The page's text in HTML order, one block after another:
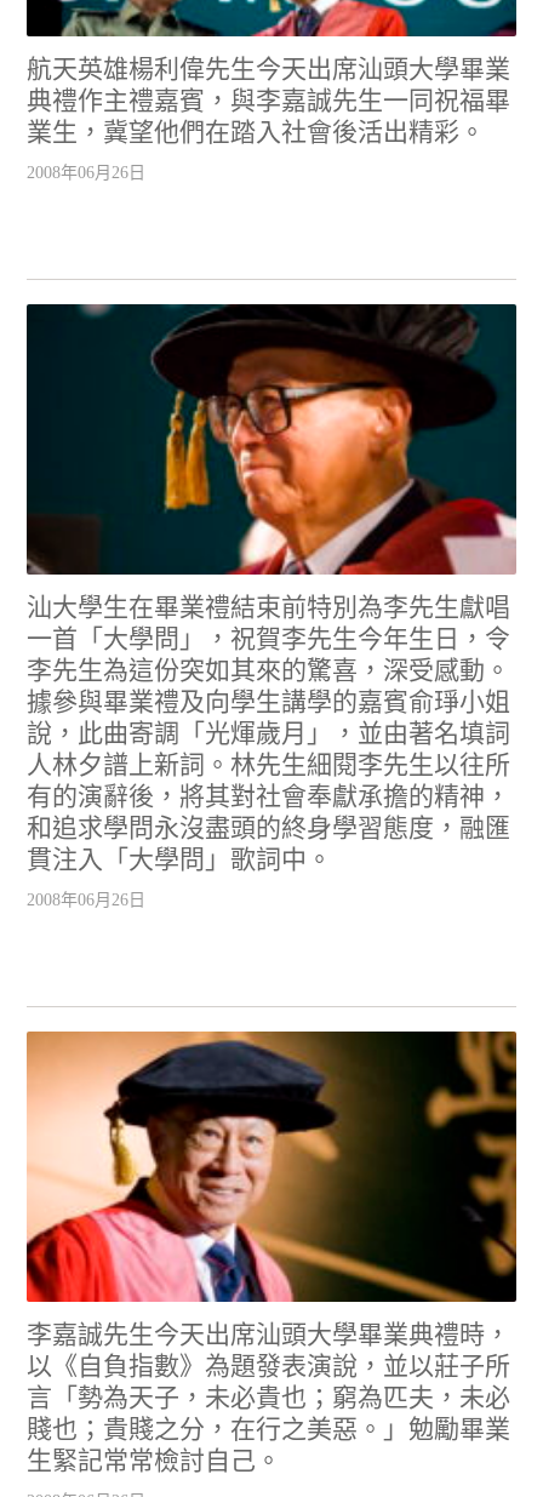
航天英雄楊利偉先生今天出席汕頭大學畢業
典禮作主禮嘉賓，與李嘉誠先生一同祝福畢
業生，冀望他們在踏入社會後活出精彩。
2008年06月26日
汕大學生在畢業禮結束前特別為李先生獻唱
一首「大學問」，祝賀李先生今年生日，令
李先生為這份突如其來的驚喜，深受感動。
據參與畢業禮及向學生講學的嘉賓俞琤小姐
說，此曲寄調「光煇歲月」，並由著名填詞
人林夕譜上新詞。林先生細閱李先生以往所
有的演辭後，將其對社會奉獻承擔的精神，
和追求學問永沒盡頭的終身學習態度，融匯
貫注入「大學問」歌詞中。
2008年06月26日
李嘉誠先生今天出席汕頭大學畢業典禮時，
以《自負指數》為題發表演說，並以莊子所
言「勢為天子，未必貴也；窮為匹夫，未必
賤也；貴賤之分，在行之美惡。」勉勵畢業
生緊記常常檢討自己。